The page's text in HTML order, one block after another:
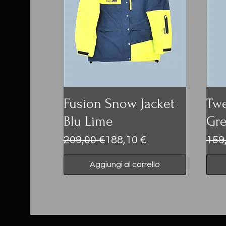
Fusion Snow Jacket
Blu Lime
Prezzo regolare
209,00 €
Prezzo scontato
188,10 €
Aggiungi al carrello